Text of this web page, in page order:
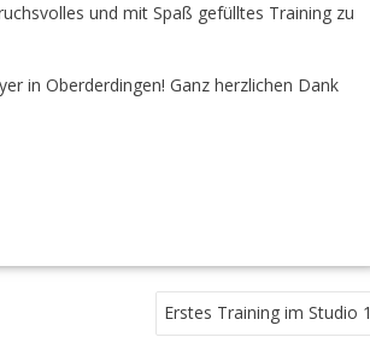
und mit Spaß gefülltes Training zu
in Oberderdingen! Ganz herzlichen Dank
Erstes Training im Studio 1